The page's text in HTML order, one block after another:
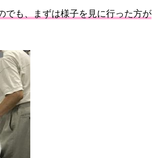
でも、まずは様子を見に行った方が